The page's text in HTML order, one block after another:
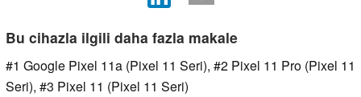
Bu cihazla ilgili daha fazla makale
#1 Google Pixel 11a (Pixel 11 Seri), #2 Pixel 11 Pro (Pixel 11
Seri), #3 Pixel 11 (Pixel 11 Seri)